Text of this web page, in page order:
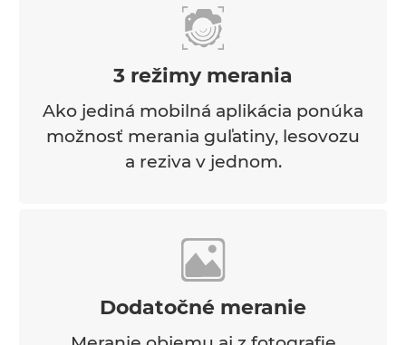
3 režimy merania
Ako jediná mobilná aplikácia ponúka
možnosť merania guľatiny, lesovozu
a reziva v jednom.
Dodatočné meranie